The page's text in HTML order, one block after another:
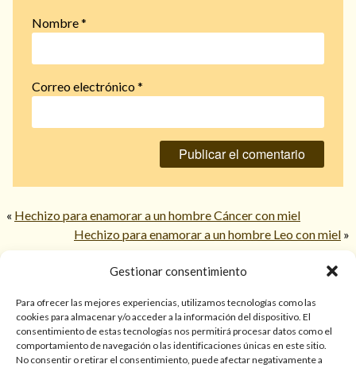
Gestionar consentimiento
Para ofrecer las mejores experiencias, utilizamos tecnologías como las
cookies para almacenar y/o acceder a la información del dispositivo. El
consentimiento de estas tecnologías nos permitirá procesar datos como el
comportamiento de navegación o las identificaciones únicas en este sitio.
No consentir o retirar el consentimiento, puede afectar negativamente a
Nombre*
Correo electrónico*
« Hechizo para enamorar a un hombre Cáncer con miel
Hechizo para enamorar a un hombre Leo con miel »
Sólo para mayores de 18 años. Las lecturas de cartas, hechizos,
amarres, endulzamientos, videncias y predicciones tienen